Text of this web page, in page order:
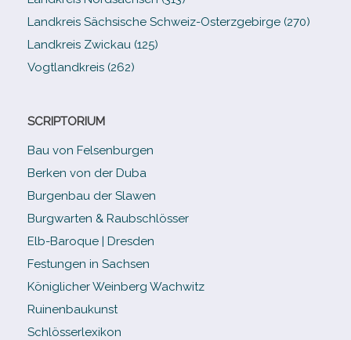
Landkreis Sächsische Schweiz-​Osterzgebirge (270)
Landkreis Zwickau (125)
Vogtlandkreis (262)
SCRIPTORIUM
Bau von Felsenburgen
Berken von der Duba
Burgenbau der Slawen
Burgwarten & Raubschlösser
Elb-​Baroque | Dresden
Festungen in Sachsen
Königlicher Weinberg Wachwitz
Ruinenbaukunst
Schlösserlexikon